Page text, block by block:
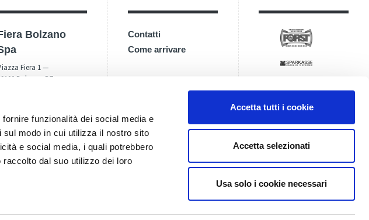
funzionalità dei social media e
modo in cui utilizza il nostro sito
e social media, i quali potrebbero
dal suo utilizzo dei loro
Accetta tutti i cookie
Accetta selezionati
Usa solo i cookie necessari
Bolzano
Fiera 1 —
Bolzano BZ
di
Contatti
Come arrivare